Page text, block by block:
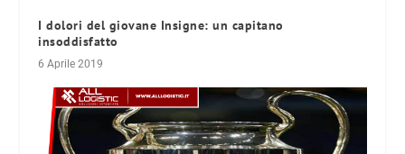
I dolori del giovane Insigne: un capitano
insoddisfatto
6 Aprile 2019